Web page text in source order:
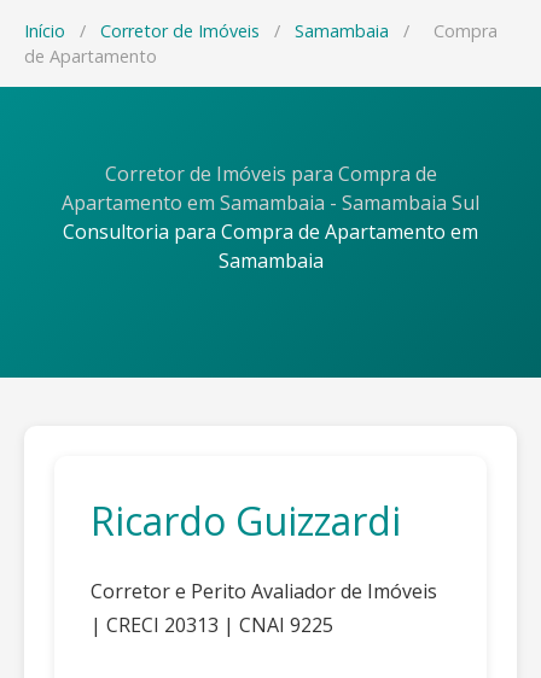
Início / Corretor de Imóveis / Samambaia /
Compra
de Apartamento
Corretor de Imóveis para Compra de
Apartamento em Samambaia - Samambaia Sul
Consultoria para Compra de Apartamento em
Samambaia
Ricardo Guizzardi
Corretor e Perito Avaliador de Imóveis
| CRECI 20313 | CNAI 9225